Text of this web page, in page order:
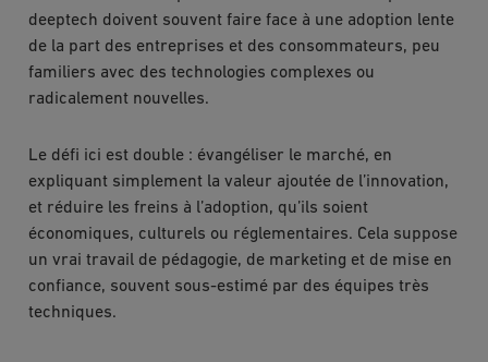
deeptech doivent souvent faire face à une adoption lente
de la part des entreprises et des consommateurs, peu
familiers avec des technologies complexes ou
radicalement nouvelles.
Le défi ici est double : évangéliser le marché, en
expliquant simplement la valeur ajoutée de l’innovation,
et réduire les freins à l’adoption, qu’ils soient
économiques, culturels ou réglementaires. Cela suppose
un vrai travail de pédagogie, de marketing et de mise en
confiance, souvent sous-estimé par des équipes très
techniques.